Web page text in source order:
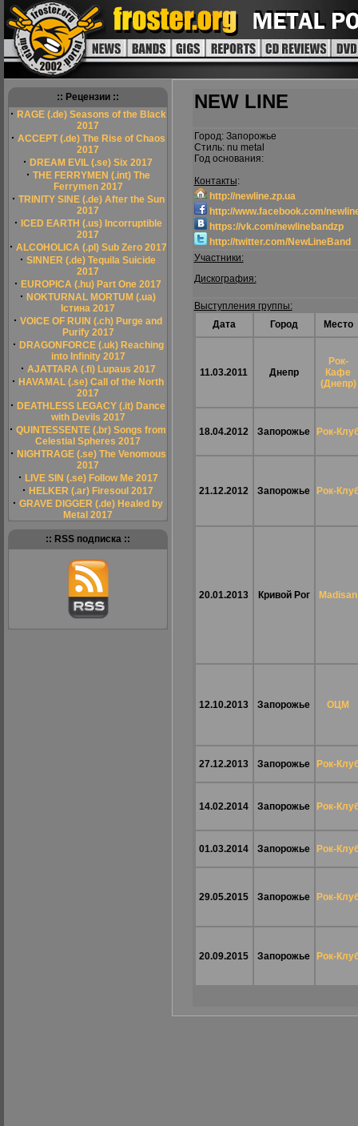
:: Рецензии ::
· RAGE (.de) Seasons of the Black
2017
· ACCEPT (.de) The Rise of Chaos
2017
· DREAM EVIL (.se) Six 2017
· THE FERRYMEN (.int) The
Ferrymen 2017
· TRINITY SINE (.de) After the Sun
2017
· ICED EARTH (.us) Incorruptible
2017
· ALCOHOLICA (.pl) Sub Zero 2017
· SINNER (.de) Tequila Suicide
2017
· EUROPICA (.hu) Part One 2017
· NOKTURNAL MORTUM (.ua)
Істина 2017
· VOICE OF RUIN (.ch) Purge and
Purify 2017
· DRAGONFORCE (.uk) Reaching
into Infinity 2017
· AJATTARA (.fi) Lupaus 2017
· HAVAMAL (.se) Call of the North
2017
· DEATHLESS LEGACY (.it) Dance
with Devils 2017
· QUINTESSENTE (.br) Songs from
Celestial Spheres 2017
· NIGHTRAGE (.se) The Venomous
2017
· LIVE SIN (.se) Follow Me 2017
· HELKER (.ar) Firesoul 2017
· GRAVE DIGGER (.de) Healed by
Metal 2017
:: RSS подписка ::
NEW LINE
Город: Запорожье
Стиль: nu metal
Год основания:
Контакты:
http://newline.zp.ua
http://www.facebook.com/
https://vk.com/newlinebandzp
http://twitter.com/NewLineBand
Участники:
Дискография:
Выступления группы:
Дата
Город Место
11.03.2011 Днепр
Рок-
Кафе
(Днепр)
18.04.2012 Запорожье Рок-
21.12.2012 Запорожье Рок-
20.01.2013 Кривой Рог Madisan
12.10.2013 Запорожье ОЦМ
27.12.2013 Запорожье Рок-
14.02.2014 Запорожье Рок-
01.03.2014 Запорожье Рок-
29.05.2015 Запорожье Рок-
20.09.2015 Запорожье Рок-